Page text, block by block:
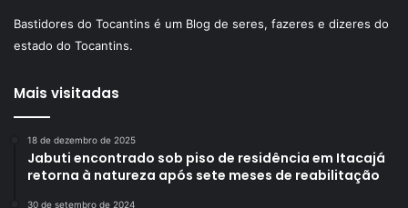
Bastidores do Tocantins é um Blog de seres, fazeres e dizeres do
estado do Tocantins.
Mais visitadas
18 de dezembro de 2025
Jabuti encontrado sob piso de residência em Itacajá
retorna à natureza após sete meses de reabilitação
30 de setembro de 2024